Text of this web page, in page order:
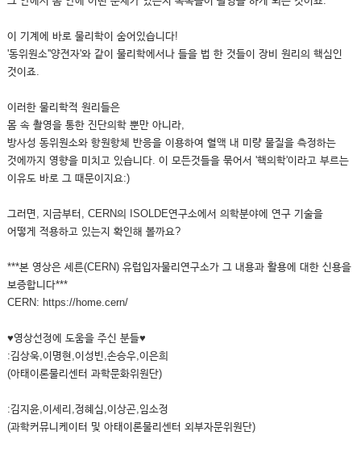
이 기계에 바로 물리학이 숨어있습니다!
'동위원소''양전자'와 같이 물리학에서나 들을 법 한 것들이 장비 원리의 핵심인
것이죠.
이러한 물리학적 원리들은
몸 속 촬영을 통한 진단의학 뿐만 아니라,
방사성 동위원소와 항원항체 반응을 이용하여 혈액 내 미량 물질을 측정하는
것에까지 영향을 미치고 있습니다. 이 모든것들을 묶어서 '핵의학'이라고 부르는
이유도 바로 그 때문이지요:)
그러면, 지금부터, CERN의 ISOLDE연구소에서 의학분야에 연구 기술을
어떻게 적용하고 있는지 확인해 볼까요?
***본 영상은 세른(CERN) 유럽입자물리연구소가 그 내용과 활용에 대한 신용을
보증합니다***
CERN: https://home.cern/
♥영상선정에 도움을 주신 분들♥
:김상욱,이명현,이성빈,손승우,이은희
(아태이론물리센터 과학문화위원단)
:김지윤,이세리,정혜심,이상곤,임소정
(과학커뮤니케이터 및 아태이론물리센터 외부자문위원단)